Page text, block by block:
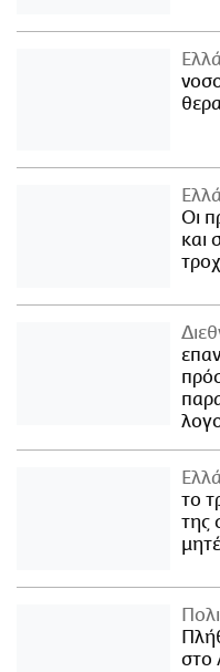
Οι
και
το
της
στο